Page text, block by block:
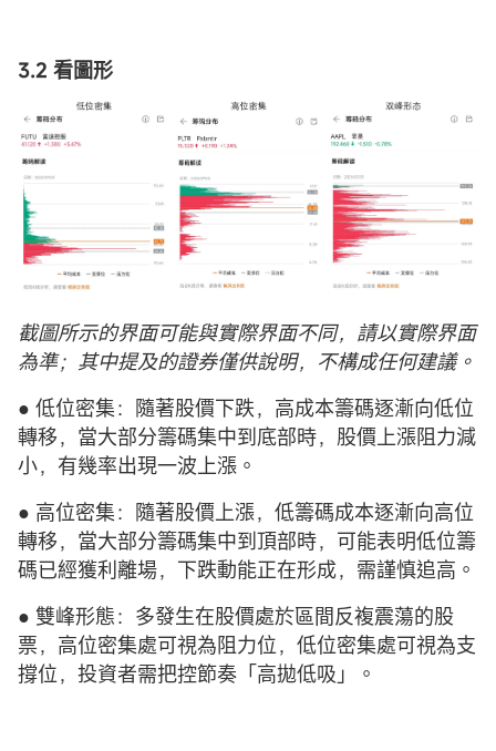
3.2 看圖形
截圖所示的界面可能與實際界面不同，請以實際界面
為準；其中提及的證券僅供說明，不構成任何建議。
● 低位密集：隨著股價下跌，高成本籌碼逐漸向低位
轉移，當大部分籌碼集中到底部時，股價上漲阻力減
小，有幾率出現一波上漲。
● 高位密集：隨著股價上漲，低籌碼成本逐漸向高位
轉移，當大部分籌碼集中到頂部時，可能表明低位籌
碼已經獲利離場，下跌動能正在形成，需謹慎追高。
● 雙峰形態：多發生在股價處於區間反複震蕩的股
票，高位密集處可視為阻力位，低位密集處可視為支
撐位，投資者需把控節奏「高拋低吸」。